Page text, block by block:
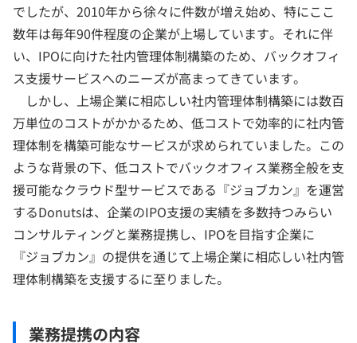
でしたが、2010年から徐々に件数が増え始め、特にここ
数年は毎年90件程度の企業が上場しています。それに伴
い、IPOに向けた社内管理体制構築のため、バックオフィ
ス支援サービスへのニーズが高まってきています。
しかし、上場企業に相応しい社内管理体制構築には数百
万単位のコストがかかるため、低コストで効率的に社内管
理体制を構築可能なサービスが求められていました。この
ような背景の下、低コストでバックオフィス業務全般を支
援可能なクラウド型サービスである『ジョブカン』を運営
するDonutsは、企業のIPO支援の実績を多数持つみらい
コンサルティングと業務提携し、IPOを目指す企業に
『ジョブカン』の提供を通じて上場企業に相応しい社内管
理体制構築を支援するに至りました。
業務提携の内容